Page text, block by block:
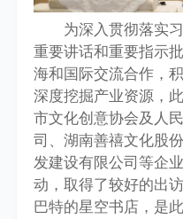
为深入贯彻落实习
重要讲话和重要指示
海和国际交流合作，
深度挖掘产业资源，
市文化创意协会及人
司、湖南善禧文化股
发建设有限公司等企
动，取得了较好的出
巴特的星空书店，是